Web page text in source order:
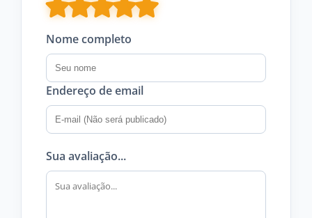
Nome completo
Endereço de email
Sua avaliação...